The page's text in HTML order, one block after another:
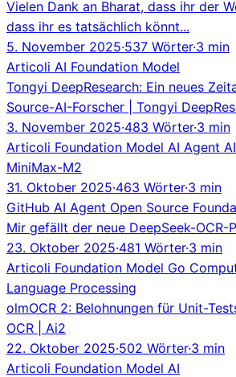
Vielen Dank an Bharat, dass ihr der
dass ihr es tatsächlich könnt...
5. November 2025·537 Wörter·3 min
Articoli AI Foundation Model
Tongyi DeepResearch: Ein neues
Source-AI-Forscher | Tongyi
3. November 2025·483 Wörter·3 min
Articoli Foundation Model AI Agent AI
MiniMax-M2
31. Oktober 2025·463 Wörter·3 min
GitHub AI Agent Open Source
Mir gefällt der neue DeepSeek-OCR-
23. Oktober 2025·481 Wörter·3 min
Articoli Foundation Model Go
Language Processing
olmOCR 2: Belohnungen für Unit-
OCR | Ai2
22. Oktober 2025·502 Wörter·3 min
Articoli Foundation Model AI